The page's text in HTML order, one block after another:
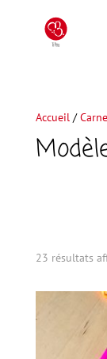
Accueil/
23 résultats